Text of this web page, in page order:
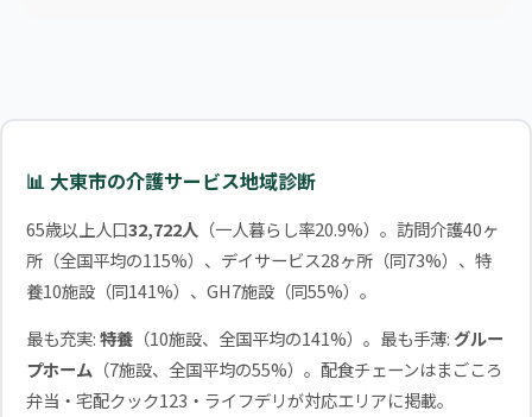
📊 大東市の介護サービス地域診断
65歳以上人口32,722人 （一人暮らし率20.9%）。訪問介護40ヶ
所（全国平均の115%）、デイサービス28ヶ所（同73%）、特
養10施設（同141%）、GH7施設（同55%）。
最も充実:特養（10施設、全国平均の141%）。最も手薄:グルー
プホーム（7施設、全国平均の55%）。配食チェーンはまごころ
弁当・宅配クック123・ライフデリが対応エリアに掲載。